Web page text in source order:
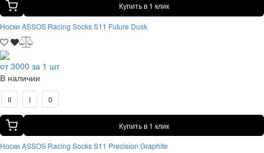
Купить в 1 клик
Носки ASSOS Racing Socks S11 Future Dusk
от 3000 за 1 шт
В наличии
II I 0
Купить в 1 клик
Носки ASSOS Racing Socks S11 Precision Graphite